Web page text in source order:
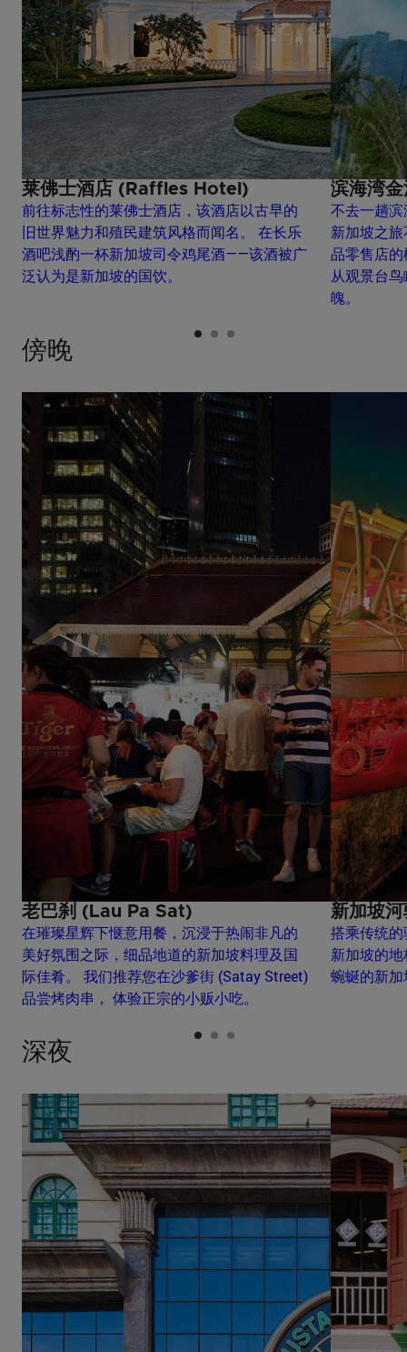
莱佛士酒店 (Raffles Hotel)
前往标志性的莱佛士酒店，该酒店以古早的
旧世界魅力和殖民建筑风格而闻名。 在长乐
酒吧浅酌一杯新加坡司令鸡尾酒——该酒被广
泛认为是新加坡的国饮。
滨海湾
不去一趟
新加坡之
品零售店
从观景台
魄。
傍晚
老巴刹 (Lau Pa Sat)
在璀璨星辉下惬意用餐，沉浸于热闹非凡的
美好氛围之际，细品地道的新加坡料理及国
际佳肴。 我们推荐您在沙爹街 (Satay Street)
品尝烤肉串， 体验正宗的小贩小吃。
新加坡
搭乘传统
新加坡的
蜿蜒的新
深夜